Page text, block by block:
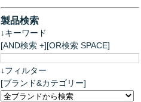
製品検索
↓キーワード
[AND検索 +][OR検索 SPACE]
↓フィルター
[ブランド&カテゴリー]